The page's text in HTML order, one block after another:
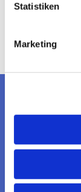
Statistiken
Marketing
EV.
KONTAKT
Ev.